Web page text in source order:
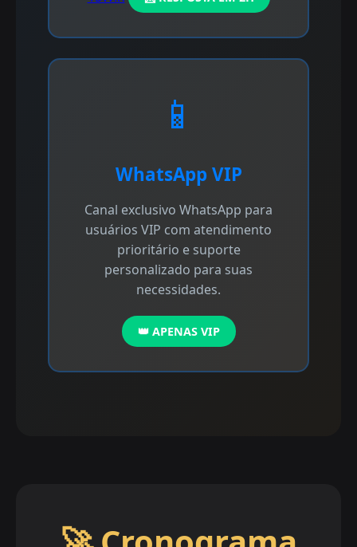
📱
WhatsApp VIP
Canal exclusivo WhatsApp para
usuários VIP com atendimento
prioritário e suporte
personalizado para suas
necessidades.
👑 APENAS VIP